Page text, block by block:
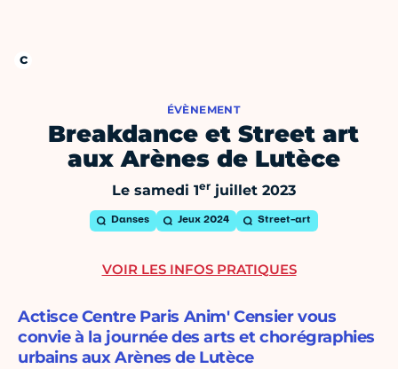
ÉVÈNEMENT
Breakdance et Street art
aux Arènes de Lutèce
Le samedi 1erjuillet 2023
Danses Jeux 2024 Street-art
Actisce Centre Paris Anim' Censier vous
convie à la journée des arts et chorégraphies
urbains aux Arènes de Lutèce
VOIR LES INFOS PRATIQUES